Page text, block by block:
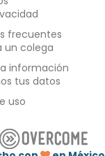
frecuentes
un colega
información
tus datos
uso